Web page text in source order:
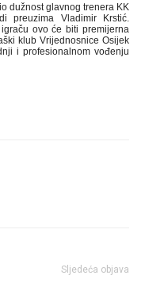
dužnost glavnog trenera KK
preuzima Vladimir Krstić.
ovo će biti premijerna
klub Vrijednosnice Osijek
i profesionalnom vođenju
Sljedeća objava